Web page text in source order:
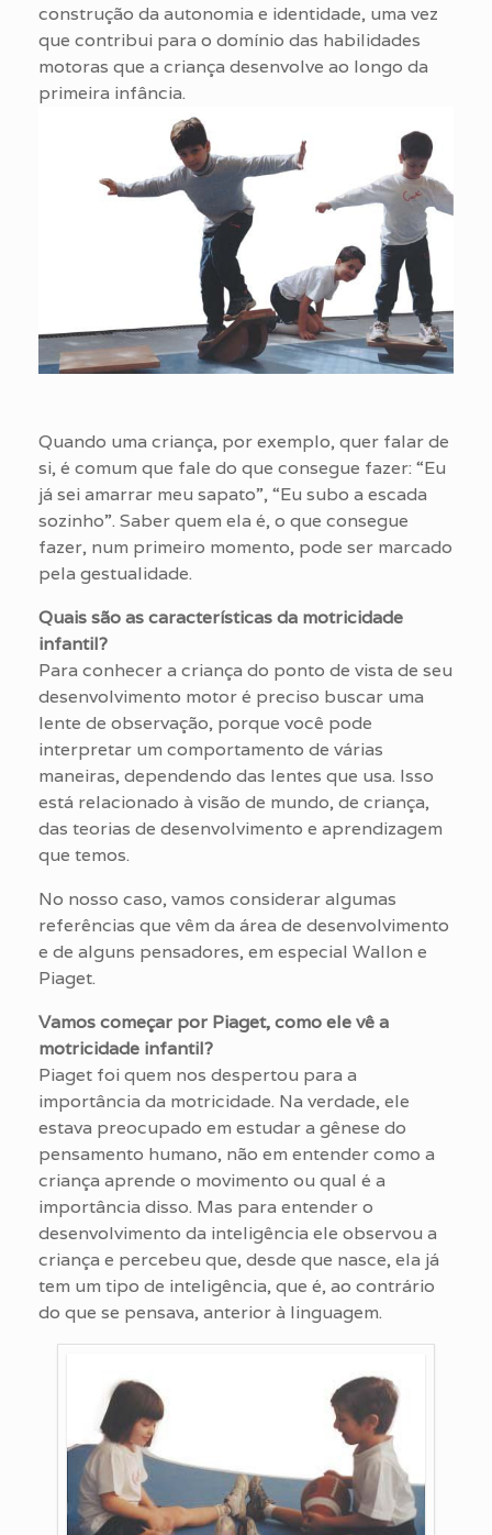
construção da autonomia e identidade, uma vez
que contribui para o domínio das habilidades
motoras que a criança desenvolve ao longo da
primeira infância.
Quando uma criança, por exemplo, quer falar de
si, é comum que fale do que consegue fazer: “Eu
já sei amarrar meu sapato”, “Eu subo a escada
sozinho”. Saber quem ela é, o que consegue
fazer, num primeiro momento, pode ser marcado
pela gestualidade.
Quais são as características da motricidade
infantil?
Para conhecer a criança do ponto de vista de seu
desenvolvimento motor é preciso buscar uma
lente de observação, porque você pode
interpretar um comportamento de várias
maneiras, dependendo das lentes que usa. Isso
está relacionado à visão de mundo, de criança,
das teorias de desenvolvimento e aprendizagem
que temos.
No nosso caso, vamos considerar algumas
referências que vêm da área de desenvolvimento
e de alguns pensadores, em especial Wallon e
Piaget.
Vamos começar por Piaget, como ele vê a
motricidade infantil?
Piaget foi quem nos despertou para a
importância da motricidade. Na verdade, ele
estava preocupado em estudar a gênese do
pensamento humano, não em entender como a
criança aprende o movimento ou qual é a
importância disso. Mas para entender o
desenvolvimento da inteligência ele observou a
criança e percebeu que, desde que nasce, ela já
tem um tipo de inteligência, que é, ao contrário
do que se pensava, anterior à linguagem.